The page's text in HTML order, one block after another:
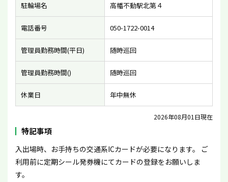
駐輪場名 高幡不動駅北第４
電話番号 050-1722-0014
管理員勤務時間(平日) 随時巡回
管理員勤務時間() 随時巡回
休業日 年中無休
2026年08月01日現在
特記事項
入出場時、お手持ちの交通系ICカードが必要になります。 ご
利用前に定期シール発券機にてカードの登録をお願いしま
す。